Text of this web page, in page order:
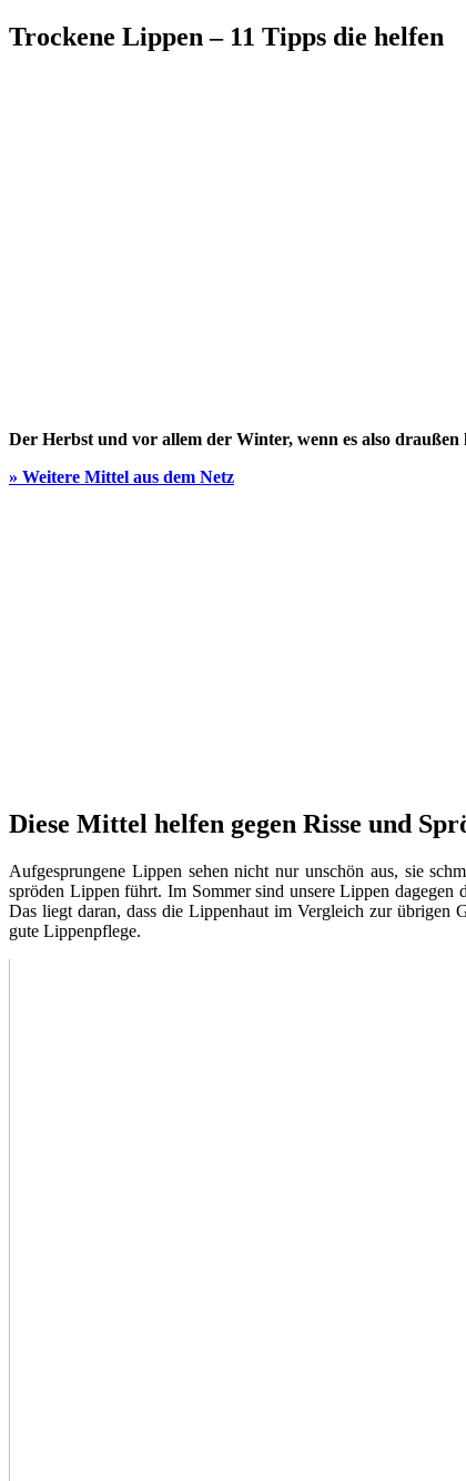
Trockene Lippen – 11 Tipps die helfen
Der Herbst und vor allem der Winter, wenn es also
» Weitere Mittel aus dem Netz
Diese Mittel helfen gegen Risse und
Aufgesprungene Lippen sehen nicht nur unschön aus, sie
spröden Lippen führt. Im Sommer sind unsere Lippen
Das liegt daran, dass die Lippenhaut im Vergleich zur übrigen
gute Lippenpflege.